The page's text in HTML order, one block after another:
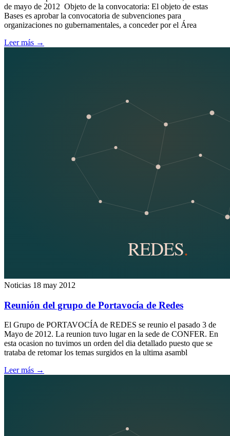
de mayo de 2012 Objeto de la convocatoria: El objeto de estas
Bases es aprobar la convocatoria de subvenciones para
organizaciones no gubernamentales, a conceder por el Área
Leer más →
Noticias 18 may 2012
Reunión del grupo de Portavocía de Redes
El Grupo de PORTAVOCÍA de REDES se reunio el pasado 3 de
Mayo de 2012. La reunion tuvo lugar en la sede de CONFER. En
esta ocasion no tuvimos un orden del dia detallado puesto que se
trataba de retomar los temas surgidos en la ultima asambl
Leer más →